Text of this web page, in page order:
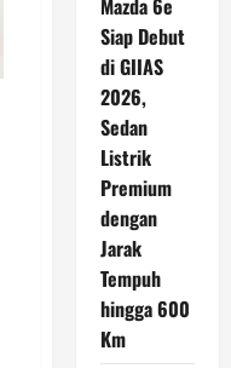
Mazda 6e
Siap Debut
di GIIAS
2026,
Sedan
Listrik
Premium
dengan
Jarak
Tempuh
hingga 600
Km